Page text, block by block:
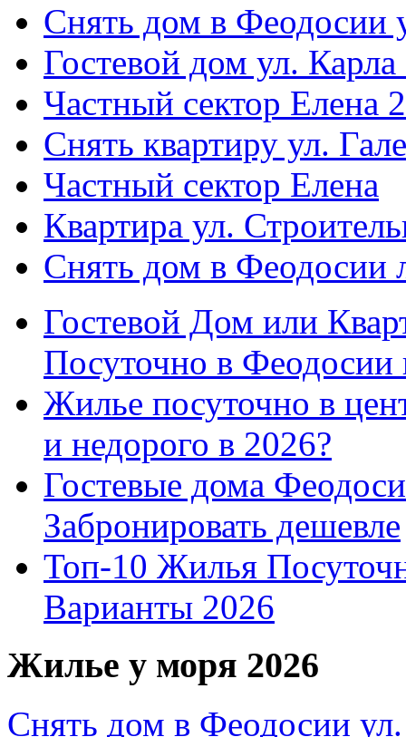
Снять дом в Феодосии
Гостевой дом ул.
Частный сектор Елена 2
Снять квартиру ул.
Частный сектор Елена
Квартира ул.
Снять дом в Феодосии
Гостевой Дом или
Посуточно в Феодосии
Жилье посуточно в
и недорого в 2026?
Гостевые дома
Забронировать дешевле
Топ-10 Жилья
Варианты 2026
Жилье у моря 2026
Снять дом в Феодосии ул.